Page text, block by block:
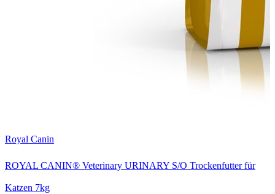
Royal Canin
ROYAL CANIN® Veterinary URINARY S/O Trockenfutter für
Katzen 7kg